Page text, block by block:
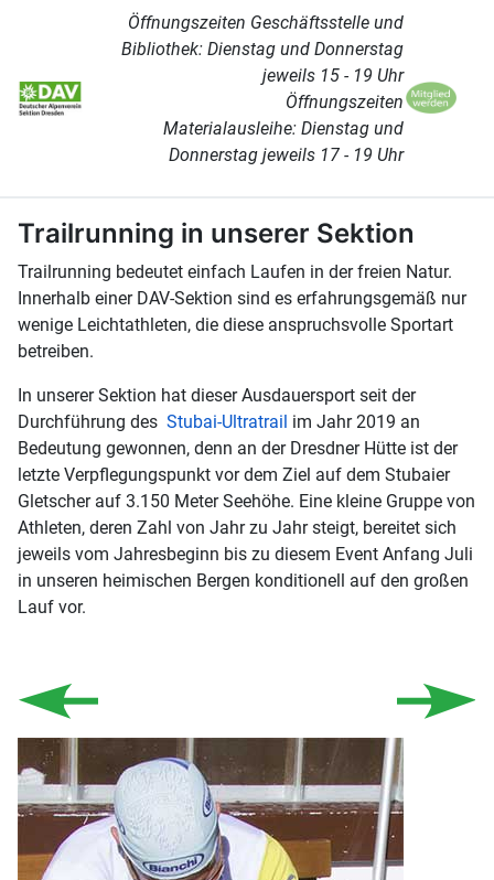
Öffnungszeiten Geschäftsstelle und
Bibliothek: Dienstag und Donnerstag
jeweils 15 - 19 Uhr
Öffnungszeiten
Materialausleihe: Dienstag und
Donnerstag jeweils 17 - 19 Uhr
Trailrunning in unserer Sektion
Trailrunning bedeutet einfach Laufen in der freien Natur.
Innerhalb einer DAV-Sektion sind es erfahrungsgemäß nur
wenige Leichtathleten, die diese anspruchsvolle Sportart
betreiben.
In unserer Sektion hat dieser Ausdauersport seit der
Durchführung des Stubai-Ultratrail im Jahr 2019 an
Bedeutung gewonnen, denn an der Dresdner Hütte ist der
letzte Verpflegungspunkt vor dem Ziel auf dem Stubaier
Gletscher auf 3.150 Meter Seehöhe. Eine kleine Gruppe von
Athleten, deren Zahl von Jahr zu Jahr steigt, bereitet sich
jeweils vom Jahresbeginn bis zu diesem Event Anfang Juli
in unseren heimischen Bergen konditionell auf den großen
Lauf vor.